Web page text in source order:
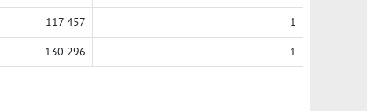
117 457 1
130 296 1